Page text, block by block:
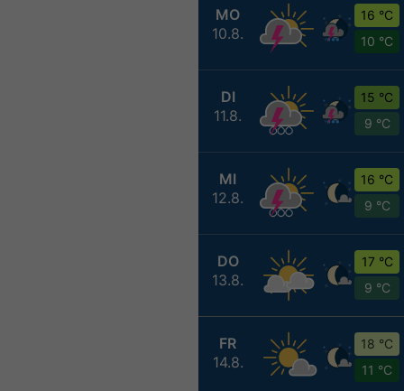
MO
10.8.
16 °C
10 °C
DI
11.8.
15 °C
9 °C
MI
12.8.
16 °C
9 °C
DO
13.8.
17 °C
9 °C
FR
14.8.
18 °C
11 °C